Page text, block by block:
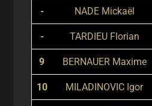
- NADE Mickaël
- TARDIEU Florian
9 BERNAUER Maxime
10 MILADINOVIC Igor